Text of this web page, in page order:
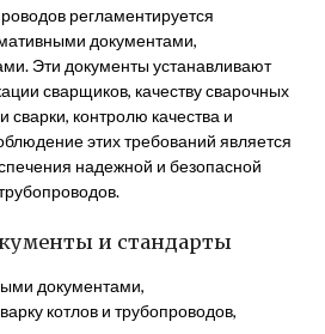
регламентируется
документами,
Эти документы устанавливают
сварщиков, качеству сварочных
сварки, контролю качества и
этих требований является
надежной и безопасной
и стандарты
документами,
котлов и трубопроводов,